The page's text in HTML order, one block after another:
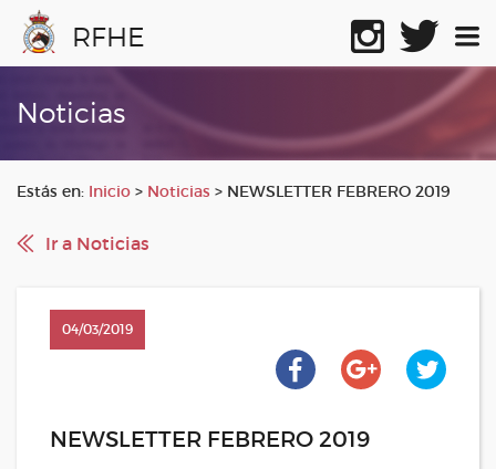
RFHE
Noticias
Estás en: Inicio > Noticias > NEWSLETTER FEBRERO 2019
Ir a Noticias
04/03/2019
NEWSLETTER FEBRERO 2019